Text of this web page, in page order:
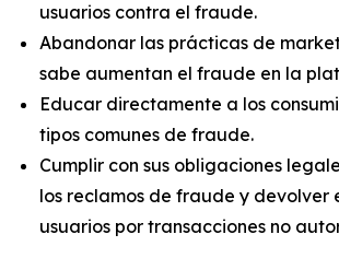
usuarios contra el fraude.
Abandonar las prácticas de
sabe aumentan el fraude en la
Educar directamente a los
tipos comunes de fraude.
Cumplir con sus obligaciones
los reclamos de fraude y devolver
usuarios por transacciones no